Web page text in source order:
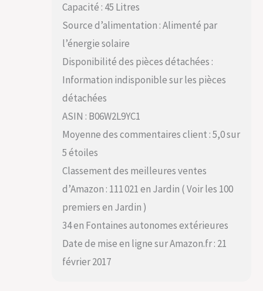
Capacité : 45 Litres
Source d’alimentation : Alimenté par
l’énergie solaire
Disponibilité des pièces détachées :
Information indisponible sur les pièces
détachées
ASIN : B06W2L9YC1
Moyenne des commentaires client : 5,0 sur
5 étoiles
Classement des meilleures ventes
d’Amazon : 111 021 en Jardin ( Voir les 100
premiers en Jardin )
34 en Fontaines autonomes extérieures
Date de mise en ligne sur Amazon.fr : 21
février 2017